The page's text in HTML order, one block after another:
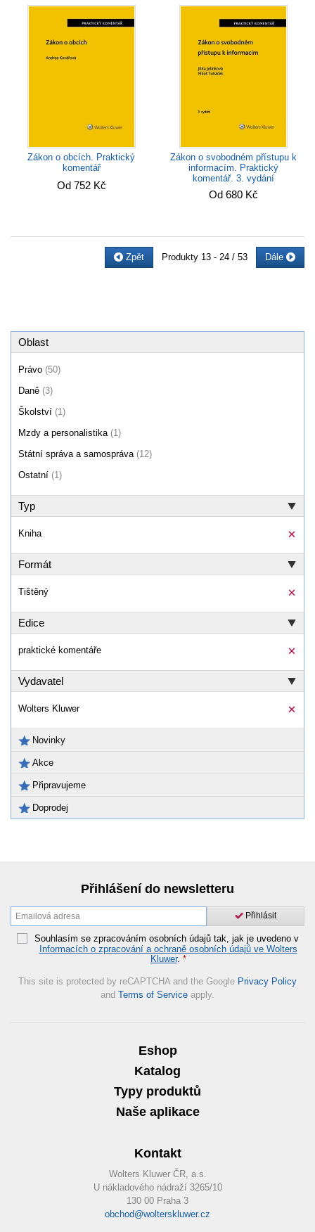
Zákon o obcích. Praktický
komentář
Od 752 Kč
Zákon o svobodném přístupu k
informacím. Praktický
komentář. 3. vydání
Od 680 Kč
Zpět Produkty 13 - 24 / 53 Dále
Oblast
Právo (50)
Daně (3)
Školství (1)
Mzdy a personalistika (1)
Státní správa a samospráva (12)
Ostatní (1)
Typ
Kniha
Formát
Tištěný
Edice
praktické komentáře
Vydavatel
Wolters Kluwer
Novinky
Akce
Připravujeme
Doprodej
Přihlášení do newsletteru
Přihlásit
Souhlasím se zpracováním osobních údajů tak, jak je uvedeno v
Informacích o zpracování a ochraně osobních údajů ve Wolters
Kluwer. *
This site is protected by reCAPTCHA and the Google Privacy Policy
and Terms of Service apply.
Eshop
Katalog
Typy produktů
Naše aplikace
Kontakt
Wolters Kluwer ČR, a.s.
U nákladového nádraží 3265/10
130 00 Praha 3
obchod@wolterskluwer.cz